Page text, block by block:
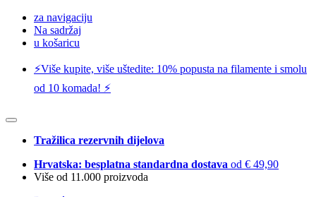
za navigaciju
Na sadržaj
u košaricu
⚡️Više kupite, više uštedite: 10% popusta na filamente i smolu
od 10 komada! ⚡️
Tražilica rezervnih dijelova
Hrvatska: besplatna standardna dostava od € 49,90
Više od 11.000 proizvoda